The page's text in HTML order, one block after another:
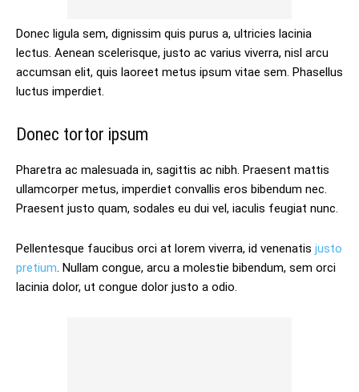
Donec ligula sem, dignissim quis purus a, ultricies lacinia
lectus. Aenean scelerisque, justo ac varius viverra, nisl arcu
accumsan elit, quis laoreet metus ipsum vitae sem. Phasellus
luctus imperdiet.
Donec tortor ipsum
Pharetra ac malesuada in, sagittis ac nibh. Praesent mattis
ullamcorper metus, imperdiet convallis eros bibendum nec.
Praesent justo quam, sodales eu dui vel, iaculis feugiat nunc.
Pellentesque faucibus orci at lorem viverra, id venenatis justo
pretium. Nullam congue, arcu a molestie bibendum, sem orci
lacinia dolor, ut congue dolor justo a odio.